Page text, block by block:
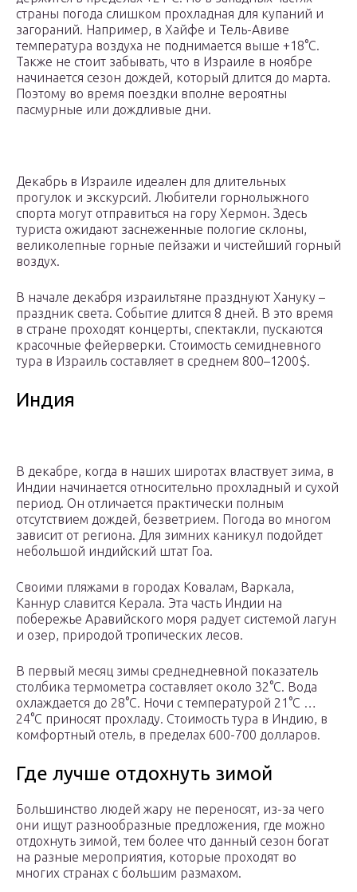
страны погода слишком прохладная для купаний и
загораний. Например, в Хайфе и Тель-Авиве
температура воздуха не поднимается выше +18°С.
Также не стоит забывать, что в Израиле в ноябре
начинается сезон дождей, который длится до марта.
Поэтому во время поездки вполне вероятны
пасмурные или дождливые дни.
Декабрь в Израиле идеален для длительных
прогулок и экскурсий. Любители горнолыжного
спорта могут отправиться на гору Хермон. Здесь
туриста ожидают заснеженные пологие склоны,
великолепные горные пейзажи и чистейший горный
воздух.
В начале декабря израильтяне празднуют Хануку –
праздник света. Событие длится 8 дней. В это время
в стране проходят концерты, спектакли, пускаются
красочные фейерверки. Стоимость семидневного
тура в Израиль составляет в среднем 800–1200$.
Индия
В декабре, когда в наших широтах властвует зима, в
Индии начинается относительно прохладный и сухой
период. Он отличается практически полным
отсутствием дождей, безветрием. Погода во многом
зависит от региона. Для зимних каникул подойдет
небольшой индийский штат Гоа.
Своими пляжами в городах Ковалам, Варкала,
Каннур славится Керала. Эта часть Индии на
побережье Аравийского моря радует системой лагун
и озер, природой тропических лесов.
В первый месяц зимы среднедневной показатель
столбика термометра составляет около 32°С. Вода
охлаждается до 28°С. Ночи с температурой 21°С …
24°С приносят прохладу. Стоимость тура в Индию, в
комфортный отель, в пределах 600-700 долларов.
Где лучше отдохнуть зимой
Большинство людей жару не переносят, из-за чего
они ищут разнообразные предложения, где можно
отдохнуть зимой, тем более что данный сезон богат
на разные мероприятия, которые проходят во
многих странах с большим размахом.